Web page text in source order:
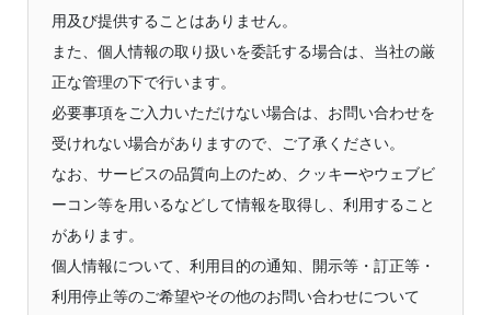
用及び提供することはありません。
また、個人情報の取り扱いを委託する場合は、当社の厳
正な管理の下で行います。
必要事項をご入力いただけない場合は、お問い合わせを
受けれない場合がありますので、ご了承ください。
なお、サービスの品質向上のため、クッキーやウェブビ
ーコン等を用いるなどして情報を取得し、利用すること
があります。
個人情報について、利用目的の通知、開示等・訂正等・
利用停止等のご希望やその他のお問い合わせについて